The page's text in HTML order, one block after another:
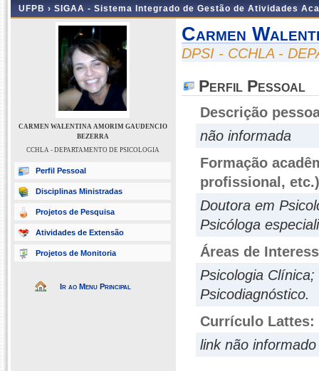
UFPB › SIGAA - Sistema Integrado de Gestão de Atividades
CARMEN WALENTINA AMORIM GAUDENCIO
BEZERRA
CCHLA - DEPARTAMENTO DE PSICOLOGIA
Perfil Pessoal
Disciplinas Ministradas
Projetos de Pesquisa
Atividades de Extensão
Projetos de Monitoria
Ir ao Menu Principal
Carmen
DPSI - CCHLA -
Perfil Pessoal
Descrição
não informada
Formação
profissional, etc.)
Doutora em
Psicóloga
Áreas de
Psicologia
Psicodiagnóstico.
Currículo Lattes:
link não informado